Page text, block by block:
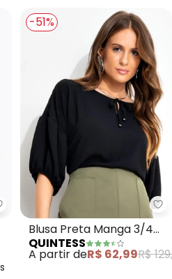
- Blusa (Sol Tropical)
-51%
Blusa Preta Manga 3/4
Balonê em Tecido Air
Flow com Amarração
QUINTESS
A partir deR$ 62,99R$